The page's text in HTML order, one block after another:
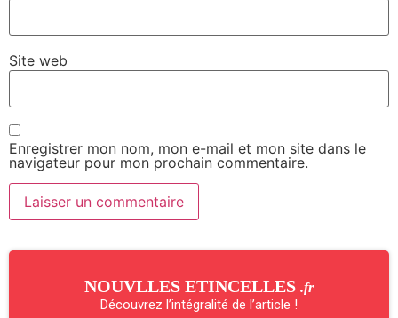
Site web
Enregistrer mon nom, mon e-mail et mon site dans le
navigateur pour mon prochain commentaire.
NOUVLLES ETINCELLES .fr
Découvrez l’intégralité de l’article !